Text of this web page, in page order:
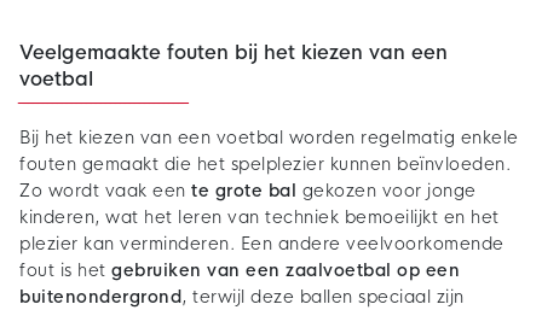
Veelgemaakte fouten bij het kiezen van een
voetbal
Bij het kiezen van een voetbal worden regelmatig enkele
fouten gemaakt die het spelplezier kunnen beïnvloeden.
Zo wordt vaak een te grote bal gekozen voor jonge
kinderen, wat het leren van techniek bemoeilijkt en het
plezier kan verminderen. Een andere veelvoorkomende
fout is het gebruiken van een zaalvoetbal op een
buitenondergrond, terwijl deze ballen speciaal zijn